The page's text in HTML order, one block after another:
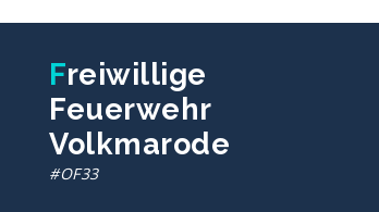
Freiwillige
Feuerwehr
Volkmarode
#OF33